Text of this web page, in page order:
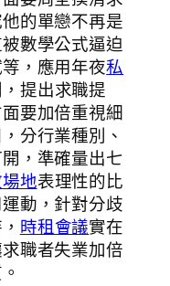
的單戀不再是
數學公式逼迫
，應用年夜私
提出求職提
要加倍重視細
分行業種別、
，準確量出七
地表理性的比
動，針對分歧
時租會議實在
職者失業加倍